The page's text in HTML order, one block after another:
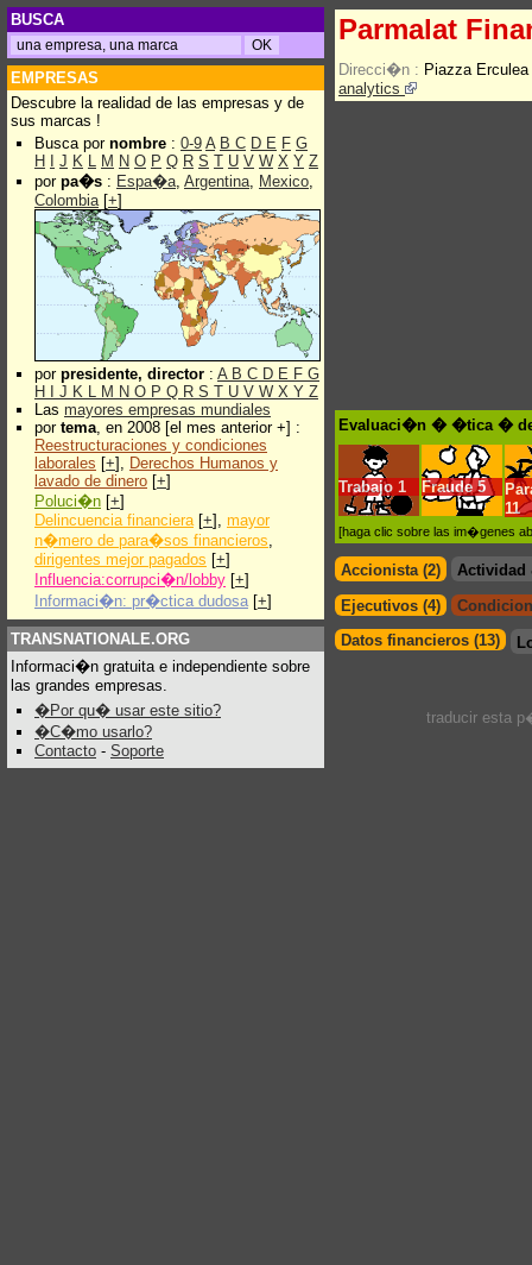
BUSCA
EMPRESAS
Descubre la realidad de las empresas y de
sus marcas !
Busca por nombre : 0-9 A B C D E F G
H
J K L M N O P Q R S T U V W X Y Z
por pa�s : Espa�a, Argentina, Mexico,
Colombia[+]
por presidente, director : A B C D E F G
H
J K L M N O P Q R S T U V W X Y Z
Las mayores empresas mundiales
por tema, en 2008 [el mes anterior +] :
Reestructuraciones y condiciones
laborales [+], Derechos Humanos y
lavado de dinero [+]
Poluci�n [+]
Delincuencia financiera[+], mayor
n�mero de para�sos financieros,
dirigentes mejor pagados [+]
Influencia:corrupci�n/lobby [+]
Informaci�n: pr�ctica dudosa [+]
TRANSNATIONALE.ORG
Informaci�n gratuita e independiente sobre
las grandes empresas.
�Por qu� usar este sitio?
�C�mo usarlo?
Contacto - Soporte
Parmalat
Direcci�n : Piazza
analytics
Evaluaci�n � �tica �
Trabajo 1 Fraude 5
11
[haga clic sobre las im�genes
Accionista (2)
Actividad
Ejecutivos (4)
Datos financieros (13)
traducir esta